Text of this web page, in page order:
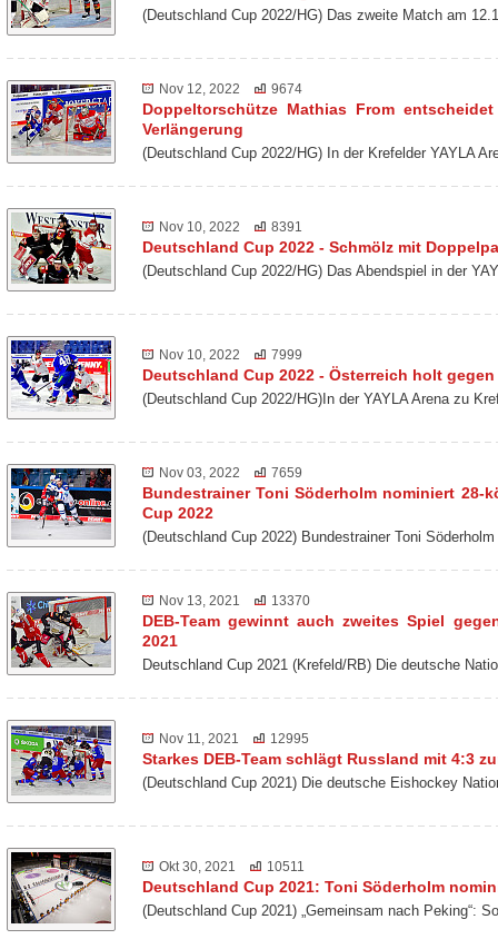
(Deutschland Cup 2022/HG) Das zweite Match am
Nov 12, 2022 9674
Doppeltorschütze Mathias From
Verlängerung
(Deutschland Cup 2022/HG) In der Krefelder YAYLA
Nov 10, 2022 8391
Deutschland Cup 2022 - Schmölz mit
(Deutschland Cup 2022/HG) Das Abendspiel in der
Nov 10, 2022 7999
Deutschland Cup 2022 - Österreich holt
(Deutschland Cup 2022/HG)In der YAYLA Arena zu
Nov 03, 2022 7659
Bundestrainer Toni Söderholm nominiert
Cup 2022
(Deutschland Cup 2022) Bundestrainer Toni
Nov 13, 2021 13370
DEB-Team gewinnt auch zweites Spiel
2021
Deutschland Cup 2021 (Krefeld/RB) Die deutsche
Nov 11, 2021 12995
Starkes DEB-Team schlägt Russland mit 4:3
(Deutschland Cup 2021) Die deutsche Eishockey
Okt 30, 2021 10511
Deutschland Cup 2021: Toni Söderholm
(Deutschland Cup 2021) „Gemeinsam nach Peking“: